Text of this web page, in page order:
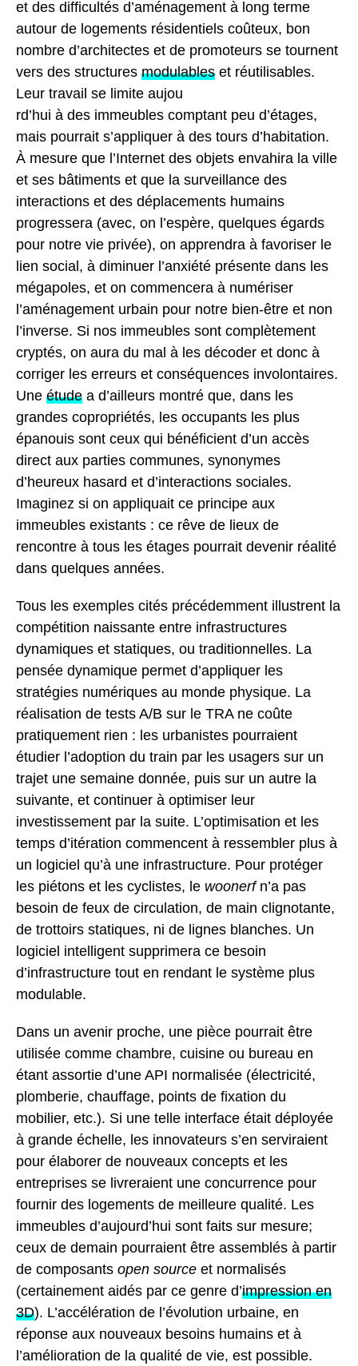
et des difficultés d’aménagement à long terme
autour de logements résidentiels coûteux, bon
nombre d’architectes et de promoteurs se tournent
vers des structures modulables et réutilisables.
Leur travail se limite aujou
rd’hui à des immeubles comptant peu d’étages,
mais pourrait s’appliquer à des tours d’habitation.
À mesure que l’Internet des objets envahira la ville
et ses bâtiments et que la surveillance des
interactions et des déplacements humains
progressera (avec, on l’espère, quelques égards
pour notre vie privée), on apprendra à favoriser le
lien social, à diminuer l’anxiété présente dans les
mégapoles, et on commencera à numériser
l’aménagement urbain pour notre bien-être et non
l’inverse. Si nos immeubles sont complètement
cryptés, on aura du mal à les décoder et donc à
corriger les erreurs et conséquences involontaires.
Une étude a d’ailleurs montré que, dans les
grandes copropriétés, les occupants les plus
épanouis sont ceux qui bénéficient d’un accès
direct aux parties communes, synonymes
d’heureux hasard et d’interactions sociales.
Imaginez si on appliquait ce principe aux
immeubles existants : ce rêve de lieux de
rencontre à tous les étages pourrait devenir réalité
dans quelques années.
Tous les exemples cités précédemment illustrent la
compétition naissante entre infrastructures
dynamiques et statiques, ou traditionnelles. La
pensée dynamique permet d’appliquer les
stratégies numériques au monde physique. La
réalisation de tests A/B sur le TRA ne coûte
pratiquement rien : les urbanistes pourraient
étudier l’adoption du train par les usagers sur un
trajet une semaine donnée, puis sur un autre la
suivante, et continuer à optimiser leur
investissement par la suite. L’optimisation et les
temps d’itération commencent à ressembler plus à
un logiciel qu’à une infrastructure. Pour protéger
les piétons et les cyclistes, le woonerfn’a pas
besoin de feux de circulation, de main clignotante,
de trottoirs statiques, ni de lignes blanches. Un
logiciel intelligent supprimera ce besoin
d’infrastructure tout en rendant le système plus
modulable.
Dans un avenir proche, une pièce pourrait être
utilisée comme chambre, cuisine ou bureau en
étant assortie d’une API normalisée (électricité,
plomberie, chauffage, points de fixation du
mobilier, etc.). Si une telle interface était déployée
à grande échelle, les innovateurs s’en serviraient
pour élaborer de nouveaux concepts et les
entreprises se livreraient une concurrence pour
fournir des logements de meilleure qualité. Les
immeubles d’aujourd’hui sont faits sur mesure;
ceux de demain pourraient être assemblés à partir
de composants open source et normalisés
(certainement aidés par ce genre d’impression en
3D). L’accélération de l’évolution urbaine, en
réponse aux nouveaux besoins humains et à
l’amélioration de la qualité de vie, est possible.